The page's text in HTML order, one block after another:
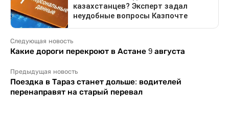
Следующая новость
Какие дороги перекроют в Астане 9 августа
Предыдущая новость
Поездка в Тараз станет дольше: водителей
перенаправят на старый перевал